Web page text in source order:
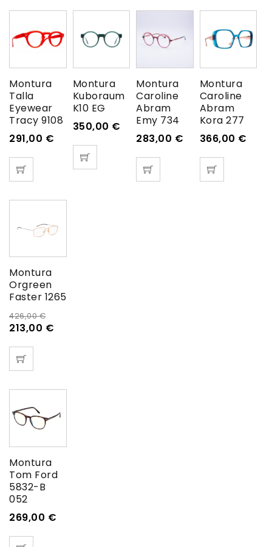
Montura
Talla
Eyewear
Tracy 9108
291,00 €
Montura
Kuboraum
K10 EG
350,00 €
Montura
Caroline
Abram
Emy 734
283,00 €
Montura
Caroline
Abram
Kora 277
366,00 €
Montura
Orgreen
Faster 1265
426,00€
213,00 €
Montura
Tom Ford
5832-B
052
269,00 €